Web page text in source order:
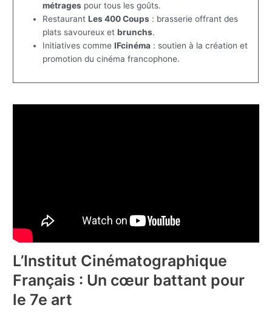
métragespour tous les goûts.
Restaurant Les 400 Coups: brasserie offrant des
plats savoureux et brunchs.
Initiatives comme IFcinéma: soutien à la création et
promotion du cinéma francophone.
L’Institut Cinématographique
Français : Un cœur battant pour
le 7e art